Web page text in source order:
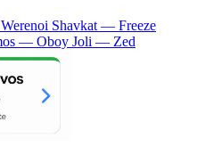
Shavkat — Freeze
— Oboy Joli — Zed